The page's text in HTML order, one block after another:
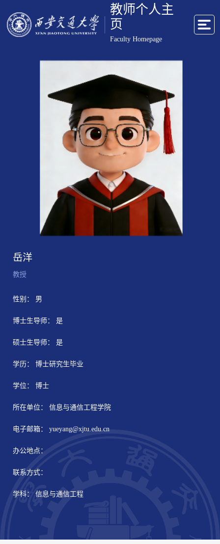
教师个人主
页
Faculty Homepage
岳洋
教授
性别： 男
博士生导师： 是
硕士生导师： 是
学历： 博士研究生毕业
学位： 博士
所在单位： 信息与通信工程学院
电子邮箱：yueyang@xjtu.edu.cn
办公地点：
联系方式：
学科： 信息与通信工程